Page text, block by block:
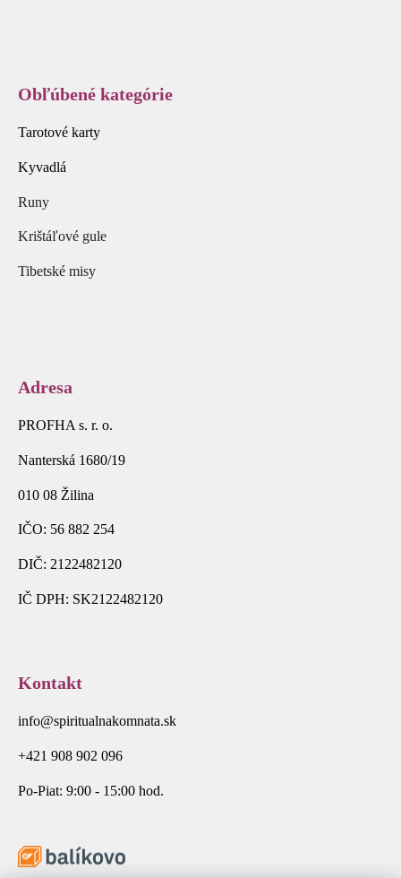
Obľúbené kategórie
Tarotové karty
Kyvadlá
Runy
Krištáľové gule
Tibetské misy
Adresa
PROFHA s. r. o.
Nanterská 1680/19
010 08 Žilina
IČO: 56 882 254
DIČ: 2122482120
IČ DPH: SK2122482120
Kontakt
info@spiritualnakomnata.sk
+421 908 902 096
Po-Piat: 9:00 - 15:00 hod.